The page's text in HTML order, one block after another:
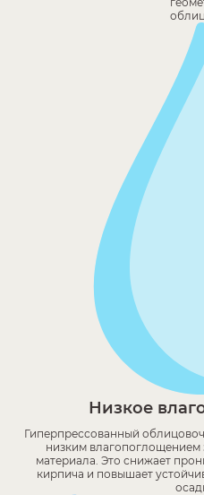
Низкое
Гиперпрессованный
низким влагопоглощением
материала. Это снижает
кирпича и повышает